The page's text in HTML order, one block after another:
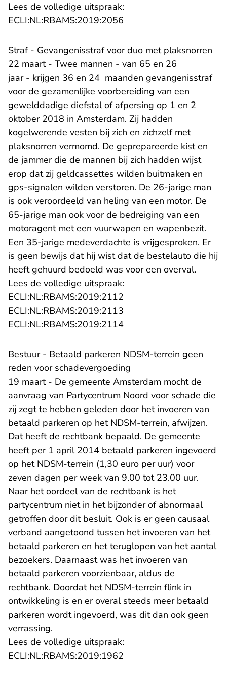
Lees de volledige uitspraak:
ECLI:NL:RBAMS:2019:2056
Straf - Gevangenisstraf voor duo met plaksnorren
22 maart - Twee mannen - van 65 en 26
jaar - krijgen 36 en 24 maanden gevangenisstraf
voor de gezamenlijke voorbereiding van een
gewelddadige diefstal of afpersing op 1 en 2
oktober 2018 in Amsterdam. Zij hadden
kogelwerende vesten bij zich en zichzelf met
plaksnorren vermomd. De geprepareerde kist en
de jammer die de mannen bij zich hadden wijst
erop dat zij geldcassettes wilden buitmaken en
gps-signalen wilden verstoren. De 26-jarige man
is ook veroordeeld van heling van een motor. De
65-jarige man ook voor de bedreiging van een
motoragent met een vuurwapen en wapenbezit.
Een 35-jarige medeverdachte is vrijgesproken. Er
is geen bewijs dat hij wist dat de bestelauto die hij
heeft gehuurd bedoeld was voor een overval.
Lees de volledige uitspraak:
ECLI:NL:RBAMS:2019:2112
ECLI:NL:RBAMS:2019:2113
ECLI:NL:RBAMS:2019:2114- U verlaat
Bestuur - Betaald parkeren NDSM-terrein geen
reden voor schadevergoeding
19 maart - De gemeente Amsterdam mocht de
aanvraag van Partycentrum Noord voor schade die
zij zegt te hebben geleden door het invoeren van
betaald parkeren op het NDSM-terrein, afwijzen.
Dat heeft de rechtbank bepaald. De gemeente
heeft per 1 april 2014 betaald parkeren ingevoerd
op het NDSM-terrein (1,30 euro per uur) voor
zeven dagen per week van 9.00 tot 23.00 uur.
Naar het oordeel van de rechtbank is het
partycentrum niet in het bijzonder of abnormaal
getroffen door dit besluit. Ook is er geen causaal
verband aangetoond tussen het invoeren van het
betaald parkeren en het teruglopen van het aantal
bezoekers. Daarnaast was het invoeren van
betaald parkeren voorzienbaar, aldus de
rechtbank. Doordat het NDSM-terrein flink in
ontwikkeling is en er overal steeds meer betaald
parkeren wordt ingevoerd, was dit dan ook geen
verrassing.
Lees de volledige uitspraak:
ECLI:NL:RBAMS:2019:1962